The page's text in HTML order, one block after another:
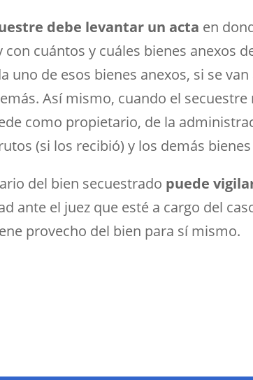
debe levantar un acta en
cuántos y cuáles bienes anexos
de esos bienes anexos, si se
Así mismo, cuando el
como propietario, de la
(si los recibió) y los demás bienes
del bien secuestrado puede
ante el juez que esté a cargo del
provecho del bien para sí mismo.